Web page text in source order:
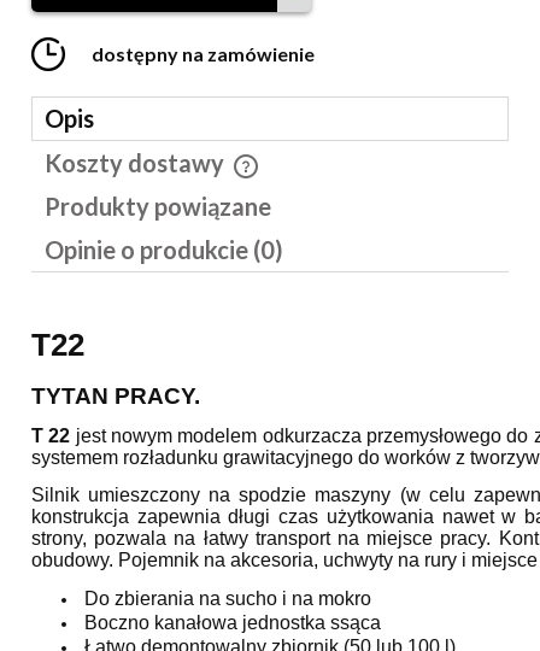
dostępny na zamówienie
Opis
Koszty dostawy
Cena nie zawiera ewentualnych kosztów płatności
Produkty powiązane
Opinie o produkcie (0)
T22
TYTAN PRACY.
T 22 jest nowym modelem odkurzacza przemysłowego
systemem rozładunku grawitacyjnego do worków z
Silnik umieszczony na spodzie maszyny (w celu
konstrukcja zapewnia długi czas użytkowania nawet w
strony, pozwala na łatwy transport na miejsce pracy.
obudowy. Pojemnik na akcesoria, uchwyty na rury i
Do zbierania na sucho i na mokro
Boczno kanałowa jednostka ssąca
Łatwo demontowalny zbiornik (50 lub 100 l)